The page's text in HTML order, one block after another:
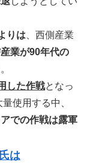
りは 、西側産業
業が90年代の
した作戦となっ
使用する中、
での作戦は露軍
は